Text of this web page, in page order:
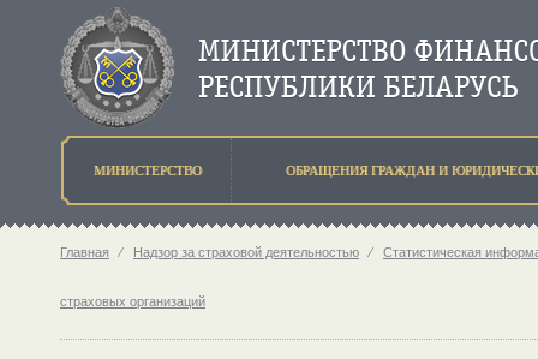
МИНИСТЕРСТВО ОБРАЩЕНИЯ ГРАЖДАН И
Главная ⁄ Надзор за страховой деятельностью ⁄ Статистическая
страховых организаций